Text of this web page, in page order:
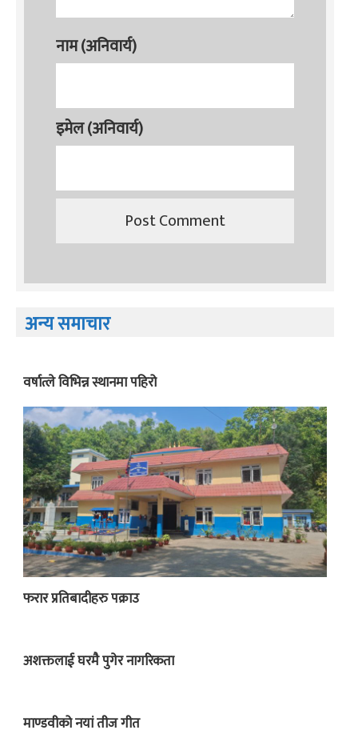
नाम (अनिवार्य)
इमेल (अनिवार्य)
अन्य समाचार
वर्षात्ले विभिन्न स्थानमा पहिरो
फरार प्रतिबादीहरु पक्राउ
अशक्तलाई घरमै पुगेर नागरिकता
माण्डवीको नयां तीज गीत